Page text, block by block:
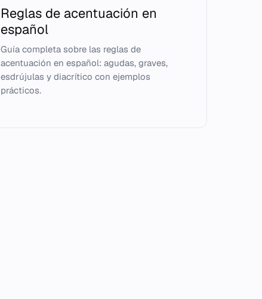
Reglas de acentuación en
español
Guía completa sobre las reglas de
acentuación en español: agudas, graves,
esdrújulas y diacrítico con ejemplos
prácticos.